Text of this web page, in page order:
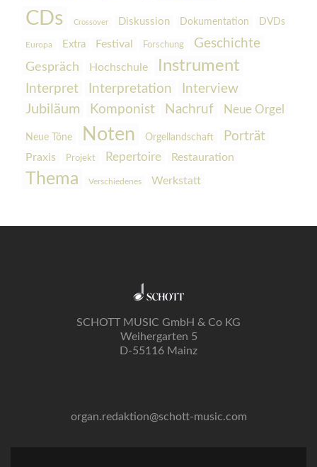
CDs Crossover Diskussion Dokumentation DVDs
Europa Extra Festival Forschung Geschichte
Gespräch Hochschule Instrument
Interpret Interpretation
Interview
Jubiläum
Komponist Nachruf Neue Orgel
Neue Töne Noten Orgellandschaft Porträt
Praxis Projekt Repertoire Restauration
Thema Verschiedenes Werkstatt
SCHOTT MUSIC GmbH & Co KG
Weihergarten 5
D-55116 Mainz
organ.redaktion@schott-music.com